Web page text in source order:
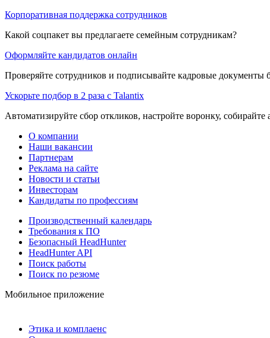
Корпоративная поддержка сотрудников
Какой соцпакет вы предлагаете семейным сотрудникам?
Оформляйте кандидатов онлайн
Проверяйте сотрудников и подписывайте кадровые документы
Ускорьте подбор в 2 раза с Talantix
Автоматизируйте сбор откликов, настройте воронку, собирайте
О компании
Наши вакансии
Партнерам
Реклама на сайте
Новости и статьи
Инвесторам
Кандидаты по профессиям
Производственный календарь
Требования к ПО
Безопасный HeadHunter
HeadHunter API
Поиск работы
Поиск по резюме
Мобильное приложение
Этика и комплаенс